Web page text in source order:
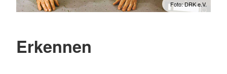
Foto: DRK e.V.
Erkennen